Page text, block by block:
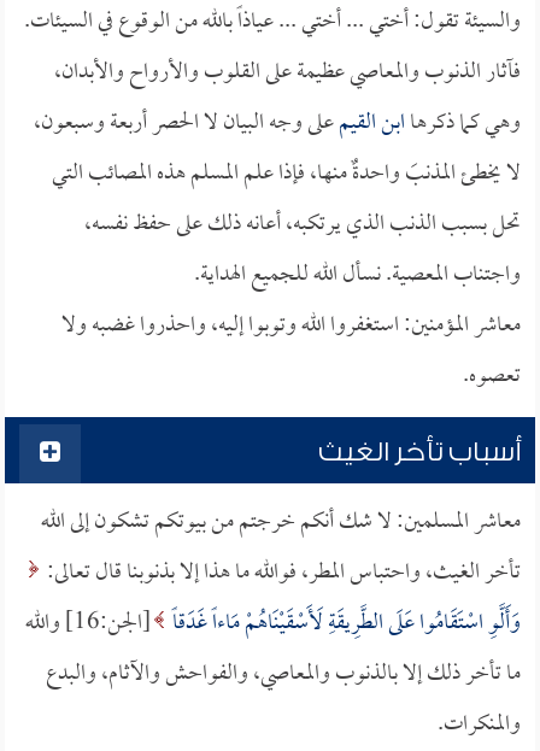
والسيئة تقول: أختي ... أختي ... عياذاً بالله من الوقوع في السيئات.
فآثار الذنوب والمعاصي عظيمة على القلوب والأرواح والأبدان،
وهي كما ذكرهاابن القيمعلى وجه البيان لا الحصر أربعة وسبعون،
لا يخطئ المذنبَ واحدةٌ منها، فإذا علم المسلم هذه المصائب التي
تحل بسبب الذنب الذي يرتكبه، أعانه ذلك على حفظ نفسه،
واجتناب المعصية. نسأل الله للجميع الهداية.
معاشر المؤمنين: استغفروا الله وتوبوا إليه، واحذروا غضبه ولا
تعصوه.
أسباب تأخر الغيث
معاشر المسلمين: لا شك أنكم خرجتم من بيوتكم تشكون إلى الله
تأخر الغيث، واحتباس المطر، فوالله ما هذا إلا بذنوبنا قال تعالى:
وَأَلَّوِ اسْتَقَامُوا عَلَى الطَّرِيقَةِ لَأَسْقَيْنَاهُمْ مَاءاً غَدَقاً
[الجن:16] والله
ما تأخر ذلك إلا بالذنوب والمعاصي، والفواحش والآثام، والبدع
والمنكرات.